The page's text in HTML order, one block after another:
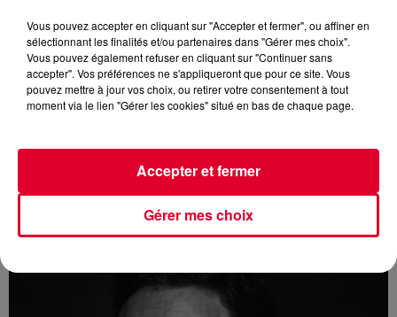
10 décembre 2024
Vous pouvez accepter en cliquant sur "Accepter et fermer", ou affiner en
sélectionnant les finalités et/ou partenaires dans "Gérer mes choix".
Vous pouvez également refuser en cliquant sur "Continuer sans
accepter". Vos préférences ne s'appliqueront que pour ce site. Vous
pouvez mettre à jour vos choix, ou retirer votre consentement à tout
moment via le lien "Gérer les cookies" situé en bas de chaque page.
Gérer mes choix
Accepter et fermer